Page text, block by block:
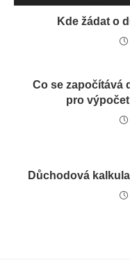
Kde žádat o
Co se započítává
pro
Důchodová